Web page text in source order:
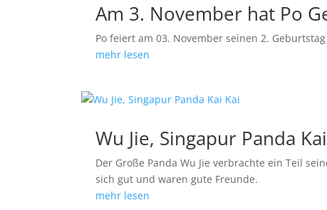
Am 3. November hat Po
Po feiert am 03. November seinen 2.
mehr lesen
Wu Jie, Singapur Panda
Der Große Panda Wu Jie verbrachte ein Teil
sich gut und waren gute Freunde.
mehr lesen